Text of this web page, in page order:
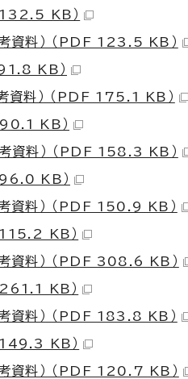
KB）
資料） （PDF 123.5 KB）
KB）
資料） （PDF 175.1 KB）
KB）
資料） （PDF 158.3 KB）
KB）
資料） （PDF 150.9 KB）
KB）
資料） （PDF 308.6 KB）
KB）
資料） （PDF 183.8 KB）
KB）
資料） （PDF 120.7 KB）